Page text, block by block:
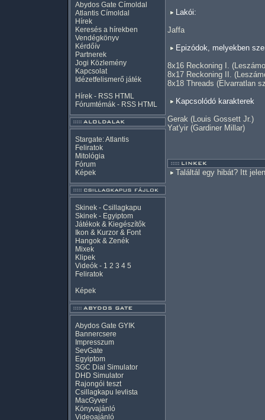
Abydos Gate Címoldal
Atlantis Címoldal
Hírek
Keresés a hírekben
Vendégkönyv
Kérdőív
Partnerek
Jogi Közlemény
Kapcsolat
Idézetfelismerő játék
Hírek - RSS HTML
Fórumtémák - RSS HTML
Stargate: Atlantis
Feliratok
Mitológia
Fórum
Képek
Skinek - Csillagkapu
Skinek - Egyiptom
Játékok & Kiegészítők
Ikon & Kurzor & Font
Hangok & Zenék
Mixek
Klipek
Videók - 1 2 3 4 5
Feliratok
Képek
Abydos Gate GYIK
Bannercsere
Impresszum
SevGate
Egyiptom
SGC Dial Simulator
DHD Simulator
Rajongói teszt
Csillagkapu levlista
MacGyver
Könyvajánló
Videoajánló
Lakói:
Jaffa
Epizódok, melyekben
8x16 Reckoning I.
8x17 Reckoning II.
8x18 Threads (Elvarratlan
Kapcsolódó karakterek
Gerak (Louis Gossett Jr.)
Yat'yir (Gardiner Millar)
Találtál egy hibát? Itt